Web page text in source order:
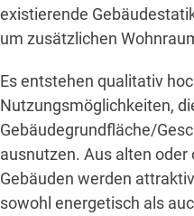
existierende
um zusätzlichen
Es entstehen qualitativ
Nutzungsmöglichkeiten,
Gebäudegrundfläche/
ausnutzen. Aus alten
Gebäuden werden
sowohl energetisch als